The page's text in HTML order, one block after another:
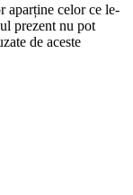
aparține celor ce le-
prezent nu pot
de aceste